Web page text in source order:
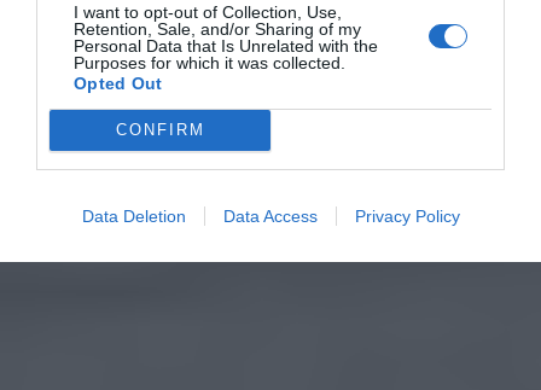
I want to opt-out of Collection, Use,
Retention, Sale, and/or Sharing of my
Personal Data that Is Unrelated with the
Purposes for which it was collected.
Opted Out
CONFIRM
Data Deletion Data Access Privacy Policy